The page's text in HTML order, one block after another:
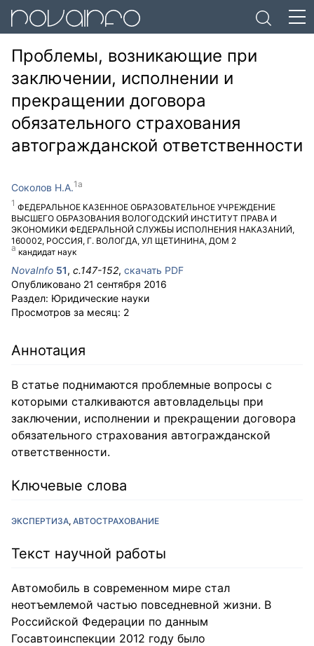
Проблемы, возникающие при
заключении, исполнении и
прекращении договора
обязательного страхования
автогражданской ответственности
Соколов Н.А.
ФЕДЕРАЛЬНОЕ КАЗЕННОЕ ОБРАЗОВАТЕЛЬНОЕ УЧРЕЖДЕНИЕ
ВЫСШЕГО ОБРАЗОВАНИЯ ВОЛОГОДСКИЙ ИНСТИТУТ ПРАВА И
ЭКОНОМИКИ ФЕДЕРАЛЬНОЙ СЛУЖБЫ ИСПОЛНЕНИЯ НАКАЗАНИЙ,
160002, РОССИЯ, Г. ВОЛОГДА, УЛ ЩЕТИНИНА, ДОМ 2
кандидат наук
NovaInfo 51, с.147-152, скачать PDF
Опубликовано 21 сентября 2016
Раздел: Юридические науки
Просмотров за месяц: 2
Аннотация
В статье поднимаются проблемные вопросы с
которыми сталкиваются автовладельцы при
заключении, исполнении и прекращении договора
обязательного страхования автогражданской
ответственности.
Ключевые слова
ЭКСПЕРТИЗА АВТОСТРАХОВАНИЕ
Текст научной работы
Автомобиль в современном мире стал
неотъемлемой частью повседневной жизни. В
Российской Федерации по данным
Госавтоинспекции 2012 году было